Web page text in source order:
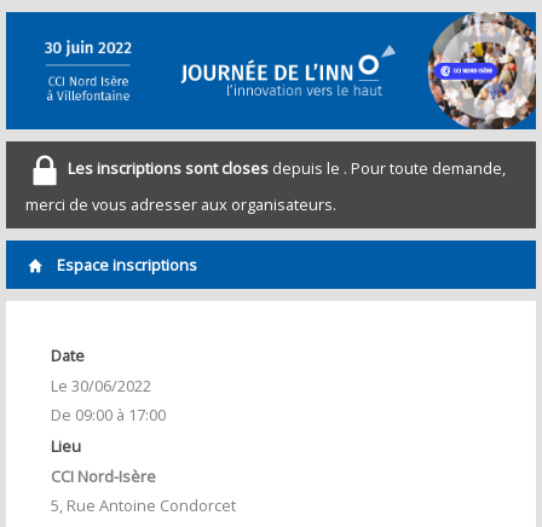
Les inscriptions sont closes depuis le . Pour toute demande,
merci de vous adresser aux organisateurs.
Espace inscriptions
Date
Le 30/06/2022
De 09:00 à 17:00
Lieu
CCI Nord-Isère
5, Rue Antoine Condorcet